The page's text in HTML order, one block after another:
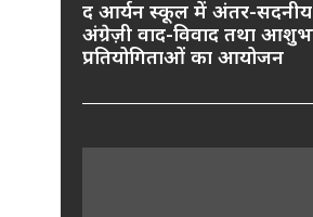
द आर्यन स्कूल में अंतर-सदनीय
अंग्रेज़ी वाद-विवाद तथा
प्रतियोगिताओं का आयोजन